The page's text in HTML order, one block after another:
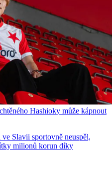
Hashioky může kápnout
Slavii sportovně neuspěl,
milionů korun díky